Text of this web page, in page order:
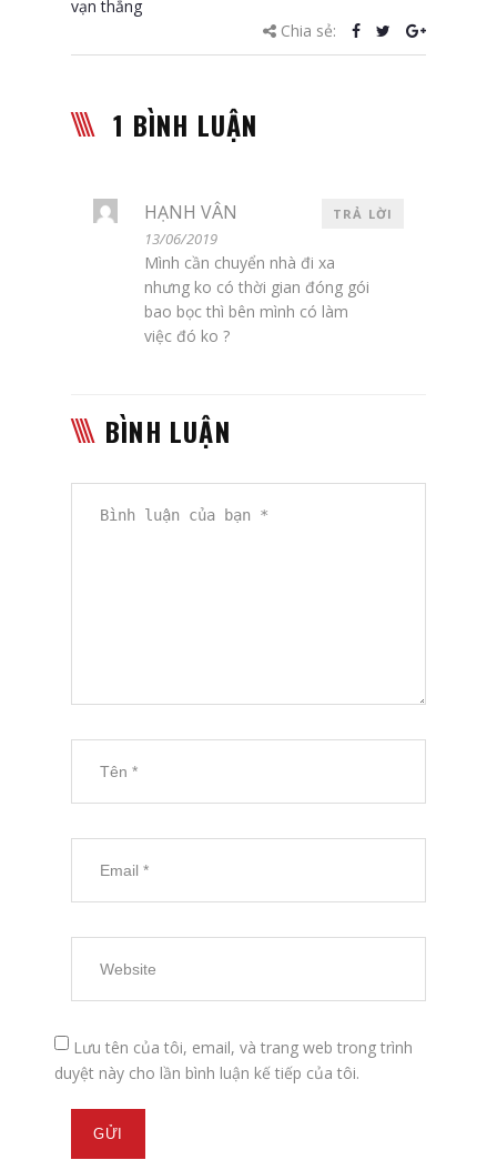
vạn thắng
Chia sẻ:
1 BÌNH LUẬN
HẠNH VÂN
13/06/2019
Mình cần chuyển nhà đi xa
nhưng ko có thời gian đóng gói
bao bọc thì bên mình có làm
việc đó ko ?
TRẢ LỜI
BÌNH LUẬN
Lưu tên của tôi, email, và trang web trong trình
duyệt này cho lần bình luận kế tiếp của tôi.